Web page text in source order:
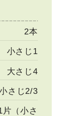
2本
小さじ1
大さじ4
さじ2/3
片（小さ